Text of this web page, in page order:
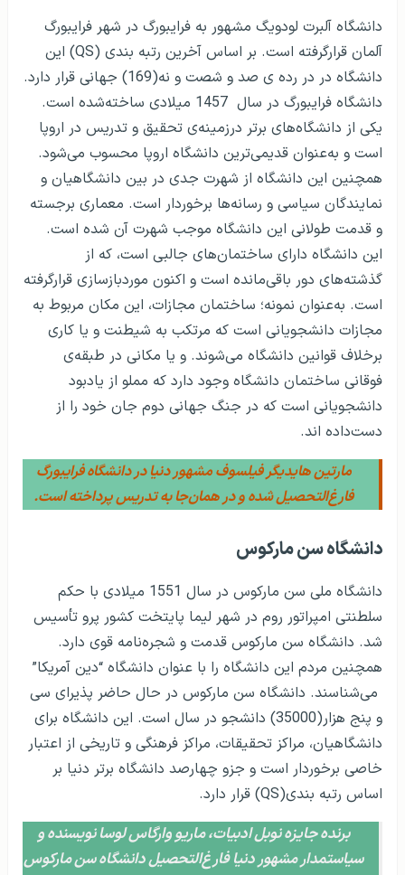
دانشگاه آلبرت لودویگ مشهور به فرایبورگ در شهر فرایبورگ
آلمان قرارگرفته است. بر اساس آخرین رتبه بندی (QS) این
دانشگاه در در رده ی صد و شصت و نه(169) جهانی قرار دارد.
دانشگاه فرایبورگ در سال 1457 میلادی ساخته‌شده است.
یکی از دانشگاه‌های برتر درزمینه‌ی تحقیق و تدریس در اروپا
است و به‌عنوان قدیمی‌ترین دانشگاه اروپا محسوب می‌شود.
همچنین این دانشگاه از شهرت جدی در بین دانشگاهیان و
نمایندگان سیاسی و رسانه‌ها برخوردار است. معماری برجسته
و قدمت طولانی این دانشگاه موجب شهرت آن شده است.
این دانشگاه دارای ساختمان‌های جالبی است، که از
گذشته‌های دور باقی‌مانده است و اکنون موردبازسازی قرارگرفته‌
است. به‌عنوان نمونه؛ ساختمان مجازات، این مکان مربوط به
مجازات دانشجویانی است که مرتکب به شیطنت و یا کاری
برخلاف قوانین دانشگاه می‌شوند. و یا مکانی در طبقه‌ی
فوقانی ساختمان دانشگاه وجود دارد که مملو از یادبود
دانشجویانی است که در جنگ جهانی دوم جان خود را از
دست‌داده اند.
مارتین هایدیگر فیلسوف مشهور دنیا در دانشگاه فرایبورگ
فارغ‌التحصیل شده و در همان‌جا به تدریس پرداخته است.
دانشگاه سن مارکوس
دانشگاه ملی سن مارکوس در سال 1551 میلادی با حکم
سلطنتی امپراتور روم در شهر لیما پایتخت کشور پرو تأسیس
شد. دانشگاه سن مارکوس قدمت و شجره‌نامه قوی دارد.
همچنین مردم این دانشگاه را با عنوان دانشگاه “دین آمریکا”
می‌شناسند. دانشگاه سن مارکوس در حال حاضر پذیرای سی
و پنج هزار(35000) دانشجو در سال است. این دانشگاه برای
دانشگاهیان، مراکز تحقیقات، مراکز فرهنگی و تاریخی از اعتبار
خاصی برخوردار است و جزو چهارصد دانشگاه برتر دنیا بر
اساس رتبه بندی(QS) قرار دارد.
برنده جایزه نوبل ادبیات، ماریو وارگاس لوسا نویسنده و
سیاستمدار مشهور دنیا فارغ‌التحصیل دانشگاه سن مارکوس